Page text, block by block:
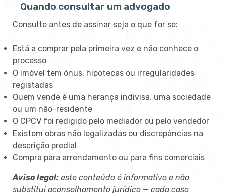
Quando consultar um advogado
Consulte antes de assinar seja o que for se:
Está a comprar pela primeira vez e não conhece o
processo
O imóvel tem ónus, hipotecas ou irregularidades
registadas
Quem vende é uma herança indivisa, uma sociedade
ou um não-residente
O CPCV foi redigido pelo mediador ou pelo vendedor
Existem obras não legalizadas ou discrepâncias na
descrição predial
Compra para arrendamento ou para fins comerciais
Aviso legal: este conteúdo é informativo e não
substitui aconselhamento jurídico — cada caso